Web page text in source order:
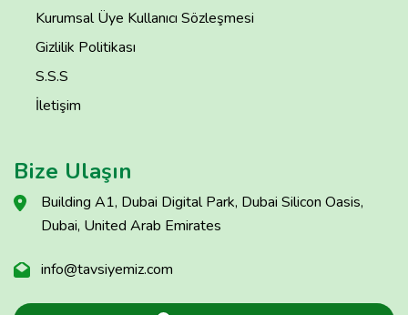
Kurumsal Üye Kullanıcı Sözleşmesi
Gizlilik Politikası
S.S.S
İletişim
Bize Ulaşın
Building A1, Dubai Digital Park, Dubai Silicon Oasis,
Dubai, United Arab Emirates
info@tavsiyemiz.com